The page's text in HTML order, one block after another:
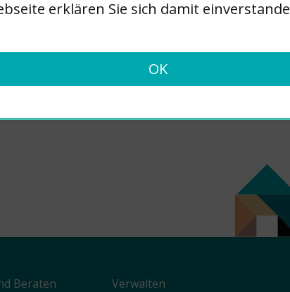
Beraten Verwalten
OK
erklären Sie sich damit